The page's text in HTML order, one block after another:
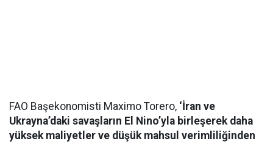
FAO Başekonomisti Maximo Torero, ‘İran ve
Ukrayna’daki savaşların El Nino’yla birleşerek daha
yüksek maliyetler ve düşük mahsul verimliliğinden